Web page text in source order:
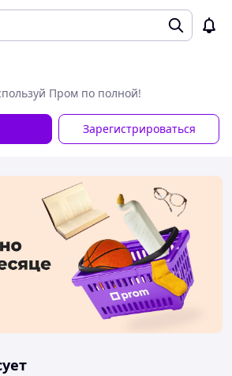
Пром по полной!
Зарегистрироваться